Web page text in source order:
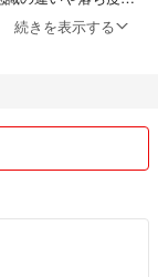
続きを表示する